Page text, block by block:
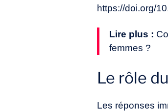
https://doi.org/
Lire plus :
femmes ?
Le rôle
Les réponses